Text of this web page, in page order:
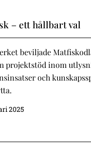
– ett hållbart val
beviljade
projektstöd inom
och
2025